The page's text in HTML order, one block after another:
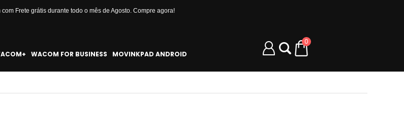
Frete grátis durante todo o mês de Agosto. Compre agora!
WACOM FOR BUSINESS MOVINKPAD ANDROID
0